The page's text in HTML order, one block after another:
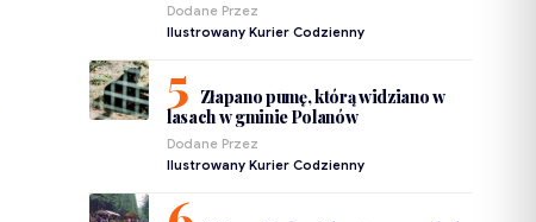
Dodane Przez
Ilustrowany Kurier Codzienny
Złapano pumę, którą widziano w
lasach w gminie Polanów
Dodane Przez
Ilustrowany Kurier Codzienny